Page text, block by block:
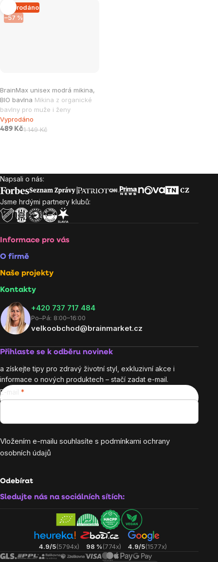
Vyprodáno
–57 %
BrainMax unisex modrá mikina,
BIO bavlna Mikina z organické
bavlny pro muže i ženy
Vyprodáno
489 Kč1 149 Kč
prvky
výpisu
Zápatí
Napsali o nás:
Jsme hrdými partnery klubů:
Informace pro vás
O firmě
Naše projekty
Kontakty
+420 737 717 484
Po–Pá: 8:00–16:00
velkoobchod@brainmarket.cz
Přihlaste se k odběru novinek
a získejte tipy pro zdravý životní styl, exkluzivní akce i
informace o nových produktech – stačí zadat e-mail.
E-mail
Vložením e-mailu souhlasíte s podmínkami ochrany
osobních údajů
Odebírat
Sledujte nás na sociálních sítích:
4.9/5(5794x) 98 %(774x) 4.9/5(1577x)